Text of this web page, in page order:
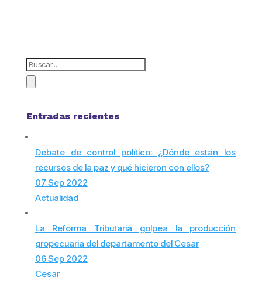
Entradas recientes
Debate de control político: ¿Dónde están los
recursos de la paz y qué hicieron con ellos?
07 Sep 2022
Actualidad
La Reforma Tributaria golpea la producción
gropecuaria del departamento del Cesar
06 Sep 2022
Cesar